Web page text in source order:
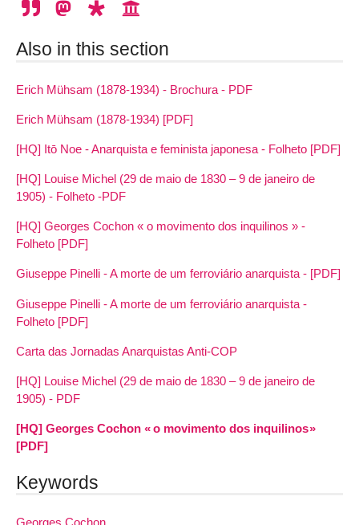
Also in this section
Erich Mühsam (1878-1934) - Brochura - PDF
Erich Mühsam (1878-1934) [PDF]
[HQ] Itō Noe - Anarquista e feminista japonesa - Folheto [PDF]
[HQ] Louise Michel (29 de maio de 1830 – 9 de janeiro de
1905) - Folheto -PDF
[HQ] Georges Cochon « o movimento dos inquilinos » -
Folheto [PDF]
Giuseppe Pinelli - A morte de um ferroviário anarquista - [PDF]
Giuseppe Pinelli - A morte de um ferroviário anarquista -
Folheto [PDF]
Carta das Jornadas Anarquistas Anti-COP
[HQ] Louise Michel (29 de maio de 1830 – 9 de janeiro de
1905) - PDF
[HQ] Georges Cochon « o movimento dos inquilinos »
[PDF]
Keywords
Georges Cochon